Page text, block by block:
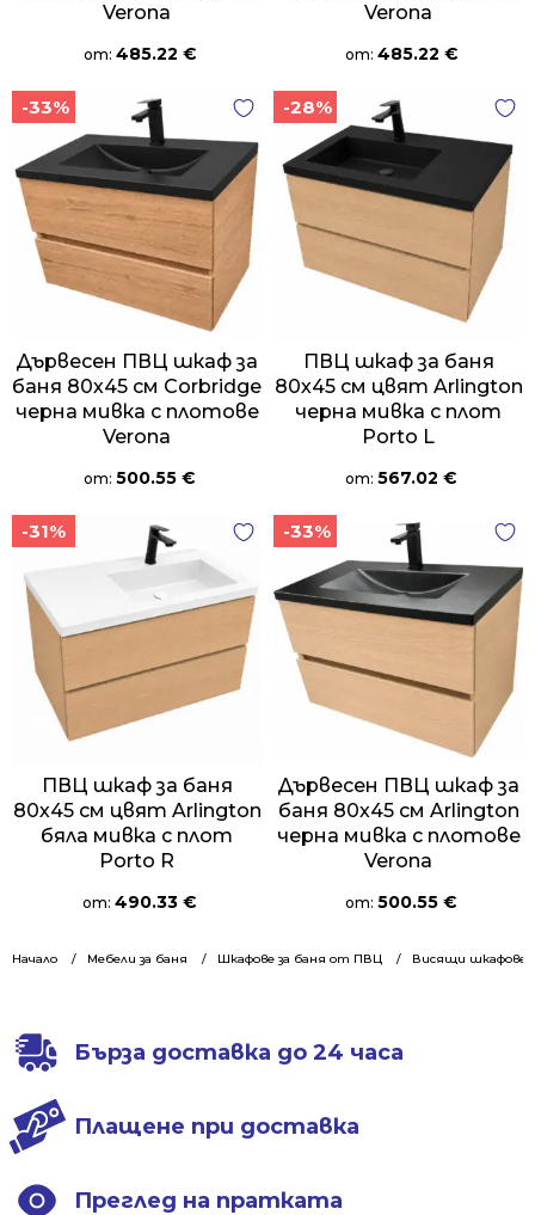
Начало Мебели за баня Шкафове за баня от ПВЦ Висящи шкафове
Verona
от: 485.22 €
Verona
от: 485.22 €
-33%
Дървесен ПВЦ шкаф за
баня 80х45 см Corbridge
черна мивка с плотове
Verona
от: 500.55 €
-28%
ПВЦ шкаф за баня
80х45 см цвят Arlington
черна мивка с плот
Porto L
от: 567.02 €
-31%
ПВЦ шкаф за баня
80х45 см цвят Arlington
бяла мивка с плот
Porto R
от: 490.33 €
-33%
Дървесен ПВЦ шкаф за
баня 80х45 см Arlington
черна мивка с плотове
Verona
от: 500.55 €
Бърза доставка до 24 часа
Плащене при доставка
Преглед на пратката